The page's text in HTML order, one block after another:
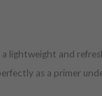
lightweight and
as a primer